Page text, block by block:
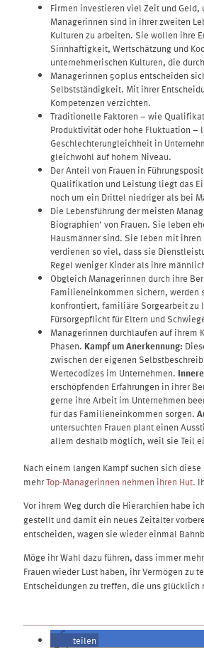
Firmen investieren viel Zeit und
Managerinnen sind in ihrer zweiten
Kulturen zu arbeiten. Sie wollen ihre
Sinnhaftigkeit, Wertschätzung und
unternehmerischen Kulturen, die
Managerinnen 50plus entscheiden
Selbstständigkeit. Mit ihrer
Kompetenzen verzichten.
Traditionelle Faktoren – wie
Produktivität oder hohe Fluktuation –
Geschlechterungleichheit in
gleichwohl auf hohem Niveau.
Der Anteil von Frauen in
Qualifikation und Leistung liegt das
noch um ein Drittel niedriger als bei
Die Lebensführung der meisten
Biographien‘ von Frauen. Sie leben
Hausmänner sind. Sie leben mit
verdienen so viel, dass sie
Regel weniger Kinder als ihre
Obgleich Managerinnen durch ihre
Familieneinkommen sichern, werden
konfrontiert, familiäre Sorgearbeit zu
Fürsorgepflicht für Eltern und
Managerinnen durchlaufen auf ihrem
Phasen. Kampf um Anerkennung:
zwischen der eigenen
Wertecodizes im Unternehmen.
erschöpfenden Erfahrungen in ihrer
gerne ihre Arbeit im Unternehmen
für das Familieneinkommen sorgen.
untersuchten Frauen plant einen
allem deshalb möglich, weil sie Teil
Nach einem langen Kampf suchen sich
mehrTop-Managerinnen nehmen ihren Hut.
Vor ihrem Weg durch die Hierarchien habe
gestellt und damit ein neues Zeitalter
entscheiden, wagen sie wieder einmal
Möge ihr Wahl dazu führen, dass immer
Frauen wieder Lust haben, ihr Vermögen zu
Entscheidungen zu treffen, die uns glücklich
teilen